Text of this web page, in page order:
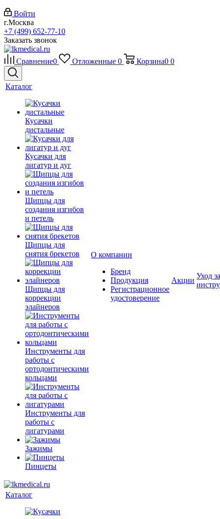
Войти
г.Москва
+7 (499) 652-77-10
Заказать звонок
Сравнение0 Отложенные 0 Корзина0 0
Каталог
Кусачки
дистальные
Кусачки для
лигатур и дуг
Щипцы для
создания изгибов
и петель
Щипцы для
снятия брекетов
Щипцы для
коррекции
элайнеров
Инструменты для
работы с
ортодонтическими
кольцами
Инструменты для
работы с
лигатурами
Зажимы
Пинцеты
О компании
Бренд
Продукция
Регистрационное
удостоверение
Акции
Уход за
Каталог